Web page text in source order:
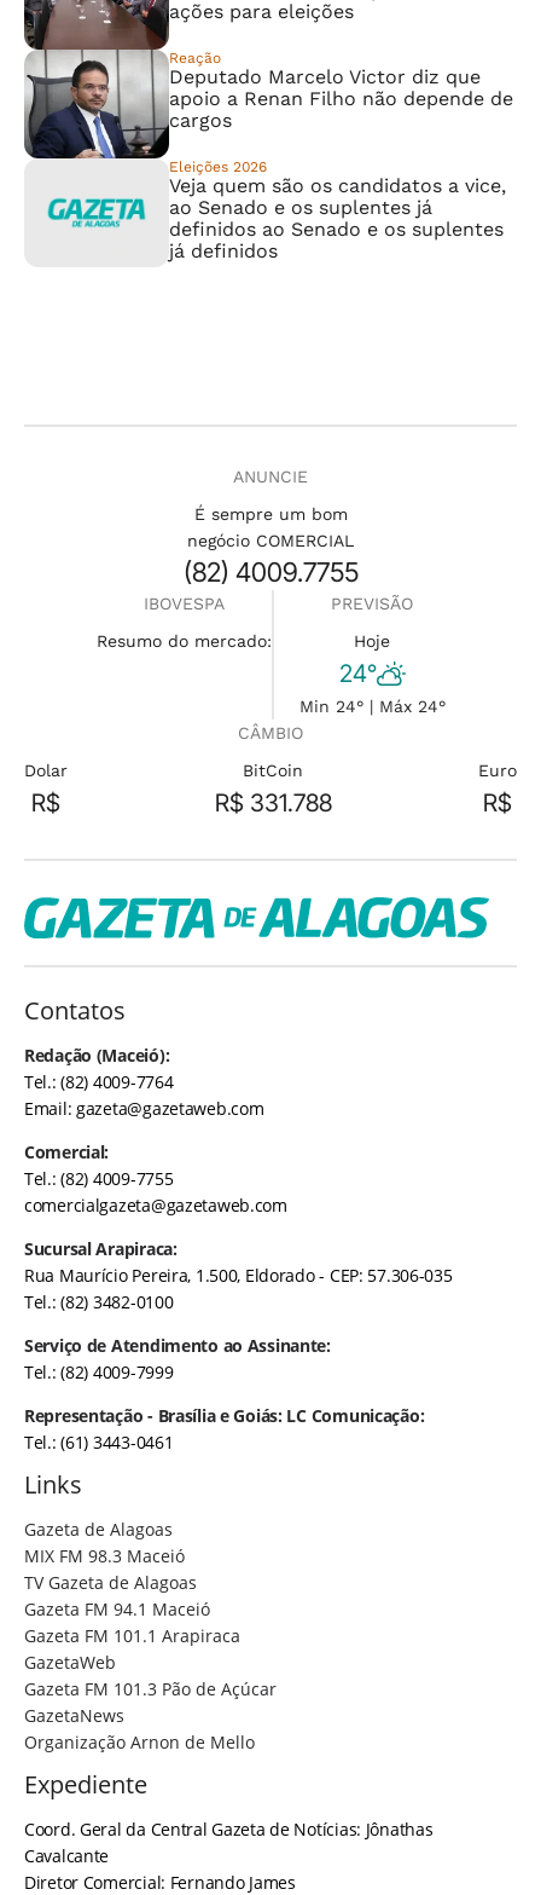
ações para eleições
Reação
Deputado Marcelo Victor diz que
apoio a Renan Filho não depende de
cargos
Eleições 2026
Veja quem são os candidatos a vice,
ao Senado e os suplentes já
definidos ao Senado e os suplentes
já definidos
ANUNCIE
É sempre um bom
negócio COMERCIAL
(82) 4009.7755
IBOVESPA
Resumo do mercado:
PREVISÃO
Hoje
24°
Min 24° | Máx 24°
CÂMBIO
Dolar
R$
BitCoin
R$ 331.788
Euro
R$
Contatos
Redação (Maceió):
Tel.: (82) 4009-7764
Email:gazeta@gazetaweb.com
Comercial:
Tel.: (82) 4009-7755
comercialgazeta@gazetaweb.com
Sucursal Arapiraca:
Rua Maurício Pereira, 1.500, Eldorado - CEP: 57.306-035
Tel.: (82) 3482-0100
Serviço de Atendimento ao Assinante:
Tel.: (82) 4009-7999
Representação - Brasília e Goiás: LC Comunicação:
Tel.: (61) 3443-0461
Links
Gazeta de Alagoas
MIX FM 98.3 Maceió
TV Gazeta de Alagoas
Gazeta FM 94.1 Maceió
Gazeta FM 101.1 Arapiraca
GazetaWeb
Gazeta FM 101.3 Pão de Açúcar
GazetaNews
Organização Arnon de Mello
Expediente
Coord. Geral da Central Gazeta de Notícias: Jônathas
Cavalcante
Diretor Comercial: Fernando James